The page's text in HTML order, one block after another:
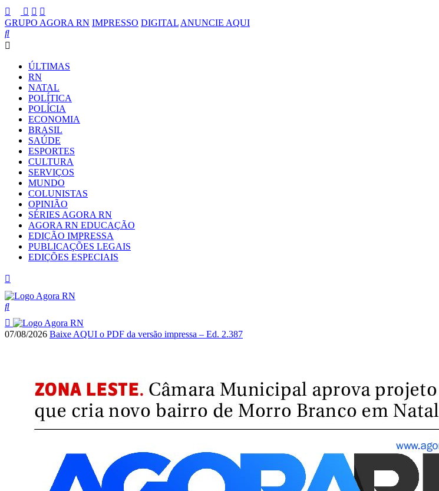
GRUPO AGORA RN IMPRESSO DIGITAL ANUNCIE AQUI
ÚLTIMAS
RN
NATAL
POLÍTICA
POLÍCIA
ECONOMIA
BRASIL
SAÚDE
ESPORTES
CULTURA
SERVIÇOS
MUNDO
COLUNISTAS
OPINIÃO
SÉRIES AGORA RN
AGORA RN EDUCAÇÃO
EDIÇÃO IMPRESSA
PUBLICAÇÕES LEGAIS
EDIÇÕES ESPECIAIS
07/08/2026 Baixe AQUI o PDF da versão impressa – Ed. 2.387